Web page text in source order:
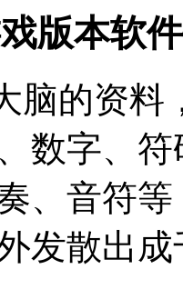
戏版本软
脑的资
字、符
、音符
发散出